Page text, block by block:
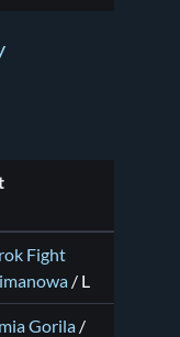
Fight
/ L
Gorila /